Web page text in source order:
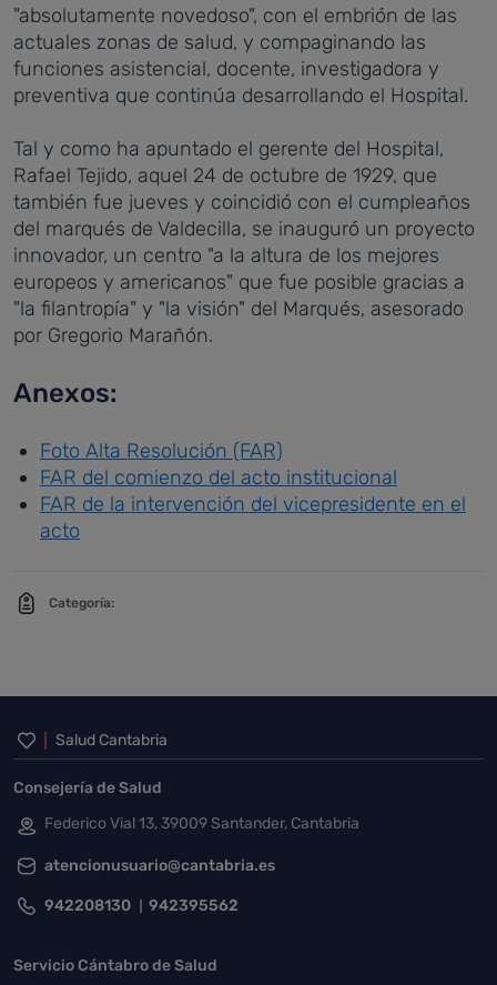
"absolutamente novedoso", con el embrión de las
actuales zonas de salud, y compaginando las
funciones asistencial, docente, investigadora y
preventiva que continúa desarrollando el Hospital.
Tal y como ha apuntado el gerente del Hospital,
Rafael Tejido, aquel 24 de octubre de 1929, que
también fue jueves y coincidió con el cumpleaños
del marqués de Valdecilla, se inauguró un proyecto
innovador, un centro "a la altura de los mejores
europeos y americanos" que fue posible gracias a
"la filantropía" y "la visión" del Marqués, asesorado
por Gregorio Marañón.
Anexos:
Foto Alta Resolución (FAR)
FAR del comienzo del acto institucional
FAR de la intervención del vicepresidente en el
acto
Categoría:
Inicio del pie de página
Salud Cantabria
Consejería de Salud
Federico Vial 13, 39009 Santander, Cantabria
atencionusuario@cantabria.es
942208130 942395562
Servicio Cántabro de Salud